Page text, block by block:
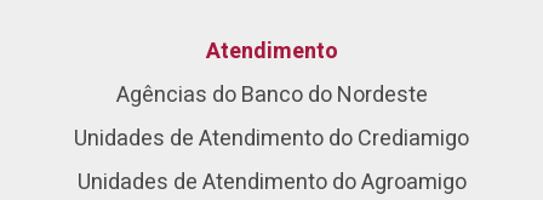
Atendimento
Agências do Banco do Nordeste
Unidades de Atendimento do Crediamigo
Unidades de Atendimento do Agroamigo